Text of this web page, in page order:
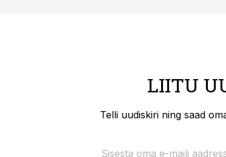
LIITU
Telli uudiskiri ning saad